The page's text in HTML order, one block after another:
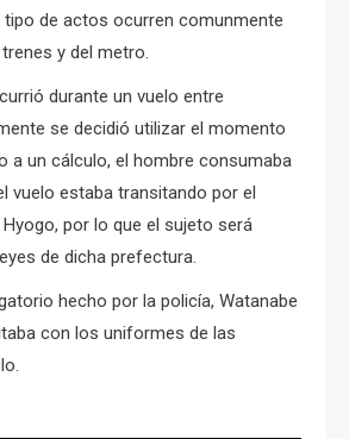
tipo de actos ocurren comunmente
y del metro.
durante un vuelo entre
se decidió utilizar el momento
a un cálculo, el hombre consumaba
vuelo estaba transitando por el
por lo que el sujeto será
de dicha prefectura.
hecho por la policía, Watanabe
con los uniformes de las